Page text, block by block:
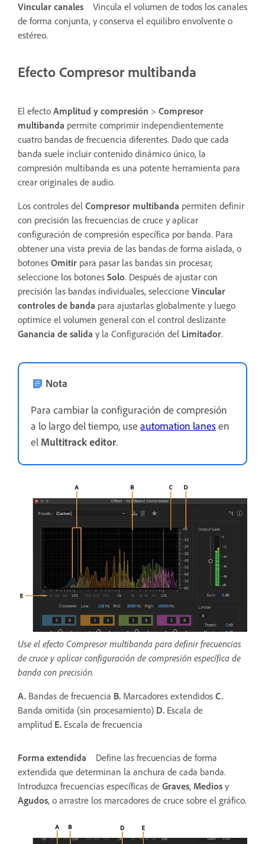
Vincular canales
Vincula el volumen de todos los canales
de forma conjunta, y conserva el equilibro envolvente o
estéreo.
Efecto Compresor multibanda
El efecto Amplitud y compresión > Compresor
multibanda permite comprimir independientemente
cuatro bandas de frecuencia diferentes. Dado que cada
banda suele incluir contenido dinámico único, la
compresión multibanda es una potente herramienta para
crear originales de audio.
Los controles del Compresor multibanda permiten definir
con precisión las frecuencias de cruce y aplicar
configuración de compresión específica por banda. Para
obtener una vista previa de las bandas de forma aislada, o
botones Omitir para pasar las bandas sin procesar,
seleccione los botones Solo. Después de ajustar con
precisión las bandas individuales, seleccione Vincular
controles de banda para ajustarlas globalmente y luego
optimice el volumen general con el control deslizante
Ganancia de salida y la Configuración del Limitador.
Nota
Para cambiar la configuración de compresión
a lo largo del tiempo, use automation lanesen
el Multitrack editor.
Use el efecto Compresor multibanda para definir frecuencias
de cruce y aplicar configuración de compresión específica de
banda con precisión.
A. Bandas de frecuencia B. Marcadores extendidos C.
Banda omitida (sin procesamiento) D. Escala de
amplitud E. Escala de frecuencia
Forma extendida
Define las frecuencias de forma
extendida que determinan la anchura de cada banda.
Introduzca frecuencias específicas de Graves, Medios y
Agudos, o arrastre los marcadores de cruce sobre el gráfico.